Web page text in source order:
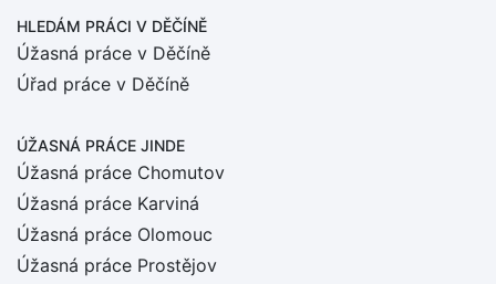
HLEDÁM PRÁCI V DĚČÍNĚ
Úžasná práce v Děčíně
Úřad práce v Děčíně
ÚŽASNÁ PRÁCE JINDE
Úžasná práce Chomutov
Úžasná práce Karviná
Úžasná práce Olomouc
Úžasná práce Prostějov